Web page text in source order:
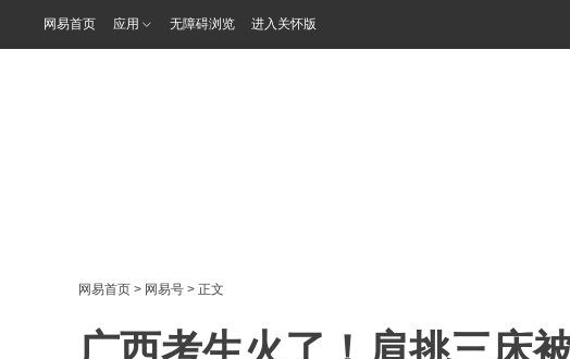
网易首页 应用 无障碍浏览 进入关怀版
网易首页 > 网易号 > 正文